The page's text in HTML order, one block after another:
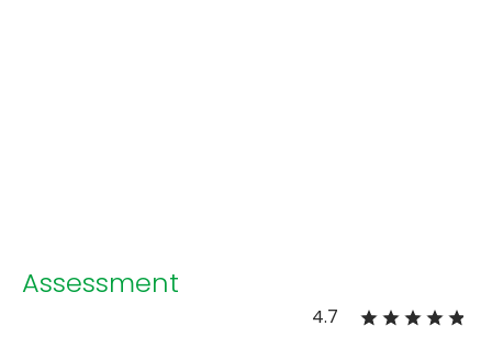
Assessment
4.7